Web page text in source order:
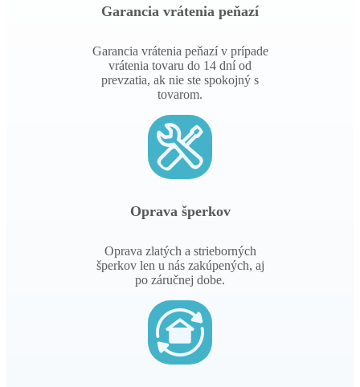
Garancia vrátenia peňazí
Garancia vrátenia peňazí v prípade
vrátenia tovaru do 14 dní od
prevzatia, ak nie ste spokojný s
tovarom.
Oprava šperkov
Oprava zlatých a strieborných
šperkov len u nás zakúpených, aj
po záručnej dobe.